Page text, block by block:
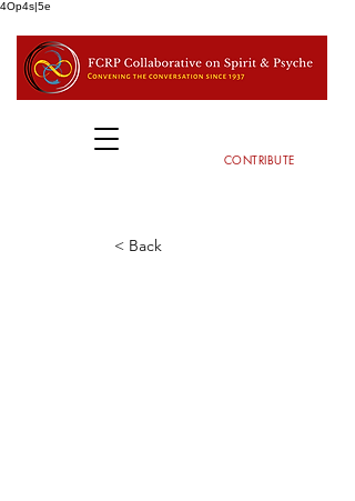
4Op4s|5e
CONTRIBUTE
< Back